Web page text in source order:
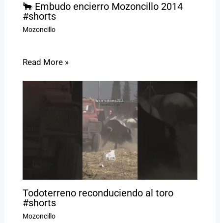
🐂 Embudo encierro Mozoncillo 2014
#shorts
Mozoncillo
Read More »
Todoterreno reconduciendo al toro
#shorts
Mozoncillo